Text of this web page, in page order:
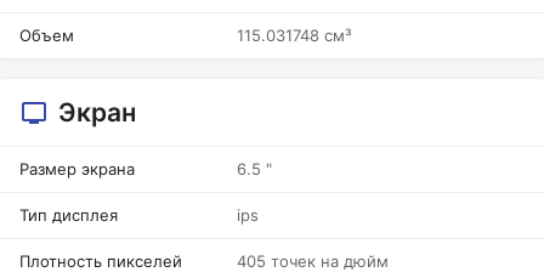
Объем 115.031748 см³
Экран
Размер экрана 6.5 "
Тип дисплея ips
Плотность пикселей 405 точек на дюйм